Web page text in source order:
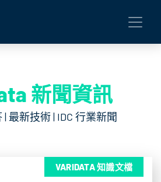
新聞資訊
| 最新技術 | IDC 行業新聞
VARIDATA 知識文檔